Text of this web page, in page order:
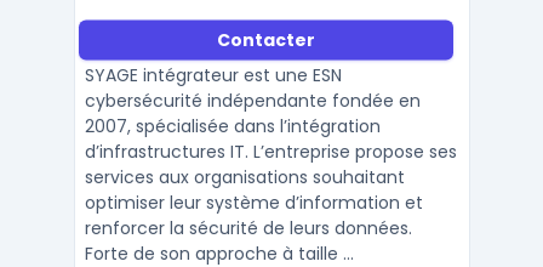
Contacter
SYAGE intégrateur est une ESN
cybersécurité indépendante fondée en
2007, spécialisée dans l’intégration
d’infrastructures IT. L’entreprise propose ses
services aux organisations souhaitant
optimiser leur système d’information et
renforcer la sécurité de leurs données.
Forte de son approche à taille ...